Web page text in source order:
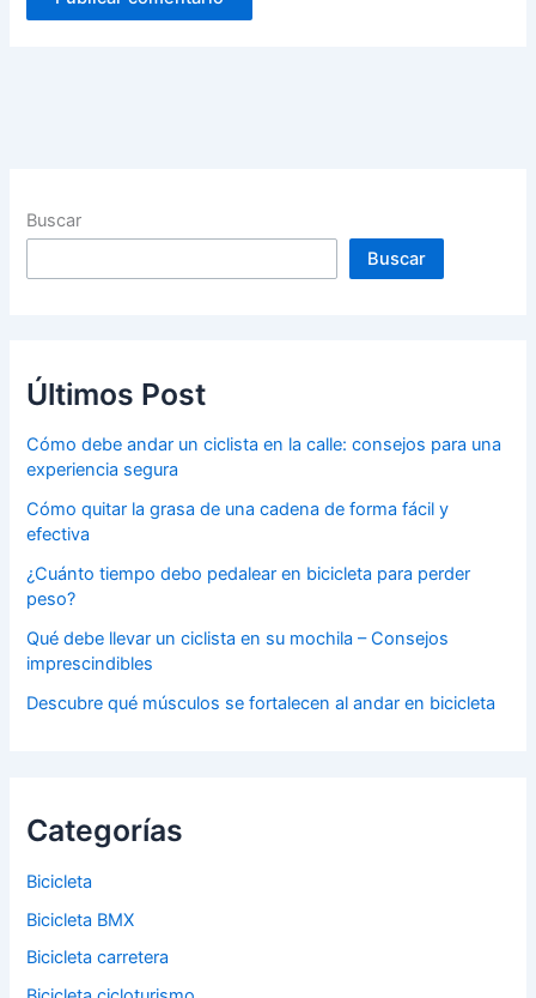
Buscar
Buscar
Últimos Post
Cómo debe andar un ciclista en la calle: consejos para una
experiencia segura
Cómo quitar la grasa de una cadena de forma fácil y
efectiva
¿Cuánto tiempo debo pedalear en bicicleta para perder
peso?
Qué debe llevar un ciclista en su mochila – Consejos
imprescindibles
Descubre qué músculos se fortalecen al andar en bicicleta
Categorías
Bicicleta
Bicicleta BMX
Bicicleta carretera